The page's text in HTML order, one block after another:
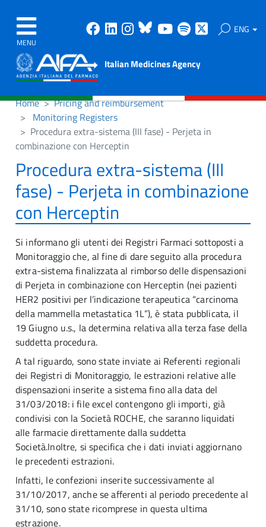
MENU
Facebook
Linkedin
Instagram
Bluesky
Youtube
Spotify ENG
Italian Medicines Agency
Home
Pricing and reimbursement
Monitoring Registers
Procedura extra-sistema (III fase) - Perjeta in
combinazione con Herceptin
Procedura extra-sistema (III
fase) - Perjeta in combinazione
con Herceptin
Si informano gli utenti dei Registri Farmaci sottoposti a
Monitoraggio che, al fine di dare seguito alla procedura
extra-sistema finalizzata al rimborso delle dispensazioni
di Perjeta in combinazione con Herceptin (nei pazienti
HER2 positivi per l’indicazione terapeutica “carcinoma
della mammella metastatica 1L”), è stata pubblicata, il
19 Giugno u.s., la determina relativa alla terza fase della
suddetta procedura.
A tal riguardo, sono state inviate ai Referenti regionali
dei Registri di Monitoraggio, le estrazioni relative alle
dispensazioni inserite a sistema fino alla data del
31/03/2018: i file excel contengono gli importi, già
condivisi con la Società ROCHE, che saranno liquidati
alle farmacie direttamente dalla suddetta
Società.Inoltre, si specifica che i dati inviati aggiornano
le precedenti estrazioni.
Infatti, le confezioni inserite successivamente al
31/10/2017, anche se afferenti al periodo precedente al
31/10, sono state ricomprese in questa ultima
estrazione.